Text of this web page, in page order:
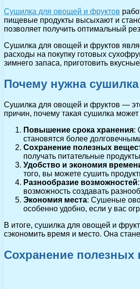
Сушилка для овощей и фруктов
пищевые продукты высыхают и
позволяет получить оптимальный
Сушилка для овощей и фруктов
расходы на покупку готовых
зимнего запаса, приготовить
Почему нужна
Сушилка для овощей и фруктов —
причин, почему такая сушилка
Повышение срока хранения:
становятся более
Сохранение полезных
получать питательные
Удобство и экономия
того, вы можете сушить
Разнообразие возможностей
возможность создавать
Экономия места: Сушеные
особенно удобно, если у вас
В итоге, сушилка для овощей и
сэкономить время и место. Она
Сохранение полезных